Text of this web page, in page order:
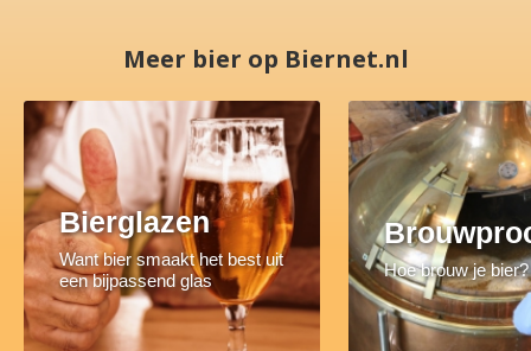
Meer bier op Biernet.nl
Bierglazen
Want bier smaakt het best uit
een bijpassend glas
Hoe brouw je bier?